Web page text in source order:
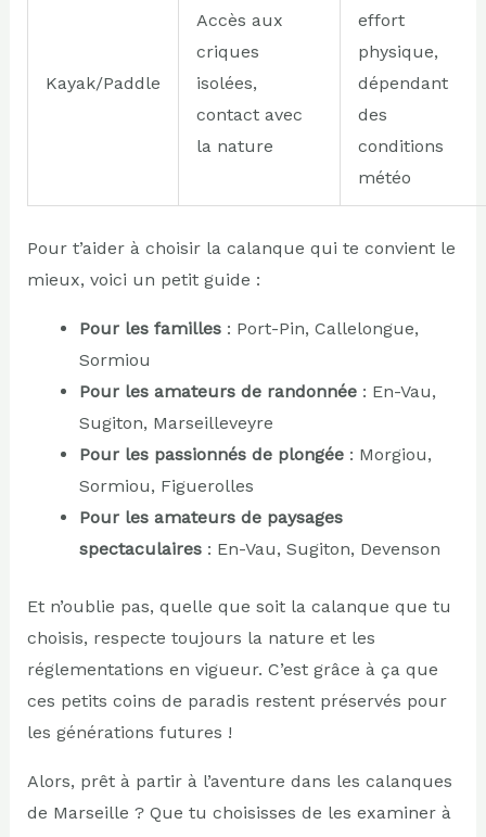
Kayak/Paddle
Accès aux
criques
isolées,
contact avec
la nature
effort
physique,
dépendant
des
conditions
météo
Pour t’aider à choisir la calanque qui te convient le
mieux, voici un petit guide :
Pour les familles: Port-Pin, Callelongue,
Sormiou
Pour les amateurs de randonnée: En-Vau,
Sugiton, Marseilleveyre
Pour les passionnés de plongée: Morgiou,
Sormiou, Figuerolles
Pour les amateurs de paysages
spectaculaires: En-Vau, Sugiton, Devenson
Et n’oublie pas, quelle que soit la calanque que tu
choisis, respecte toujours la nature et les
réglementations en vigueur. C’est grâce à ça que
ces petits coins de paradis restent préservés pour
les générations futures !
Alors, prêt à partir à l’aventure dans les calanques
de Marseille ? Que tu choisisses de les examiner à